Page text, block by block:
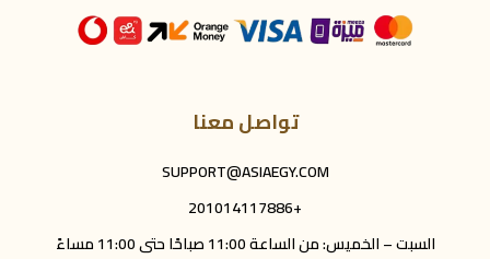
تواصل معنا
SUPPORT@ASIAEGY.COM
+201014117886
السبت – الخميس: من الساعة 11:00 صباحًا حتى 11:00 مساءً